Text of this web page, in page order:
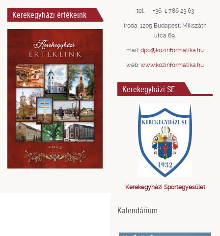
Kerekegyházi értékeink tel.: +36 1 786 23 63
iroda: 1205 Budapest, Mikszáth
utca 69.
mail: dpo@kozinformatika.hu
web: www.kozinformatika.hu
Kerekegyházi SE
Kerekegyházi Sportegyesület
Kalendárium
Previous
Previous
NextNext